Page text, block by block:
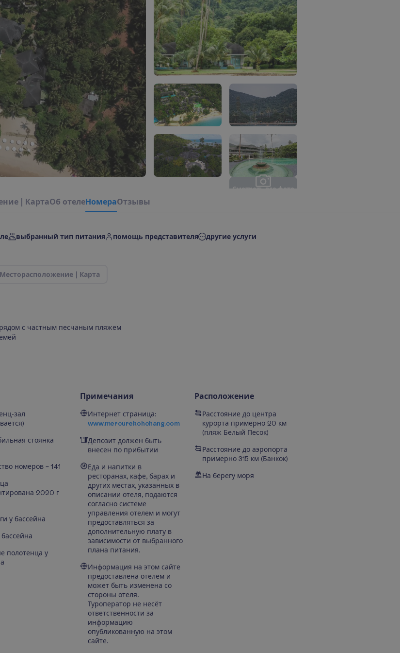
Смотреть все фото
ние КартаОб отелеНомераОтзывы
выбранный тип питания помощь представителя другие услуги
Месторасположение Карта
с частным песчаным пляжем
зал
стоянка
номеров – 141
2020 г
у бассейна
полотенца у
Примечания
Интернет страница:
www.mercurekohchang.com
Депозит должен быть
внесен по прибытии
Еда и напитки в
ресторанах, кафе, барах и
других местах, указанных в
описании отеля, подаются
согласно системе
управления отелем и могут
предоставляться за
дополнительную плату в
зависимости от выбранного
плана питания.
Информация на этом сайте
предоставлена отелем и
может быть изменена со
стороны отеля.
Туроператор не несёт
ответственности за
информацию
опубликованную на этом
сайте.
Расположение
Расстояние до центра
курорта примерно 20 км
(пляж Белый Песок)
Расстояние до аэропорта
примерно 315 км (Банкок)
На берегу моря